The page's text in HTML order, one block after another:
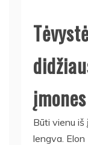
įmones
Būti vienu iš
lengva. Elon